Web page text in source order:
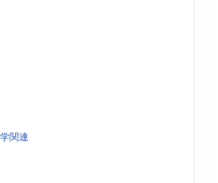
関連